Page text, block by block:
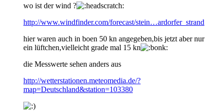
wo ist der wind ?
http://www.windfinder.com/forecast/stein…ardorfer_strand
hier waren auch in boen 50 kn angegeben,bis jetzt aber nur
ein lüftchen,vielleicht grade mal 15 kn
die Messwerte sehen anders aus
http://wetterstationen.meteomedia.de/?
map=Deutschland&station=103380